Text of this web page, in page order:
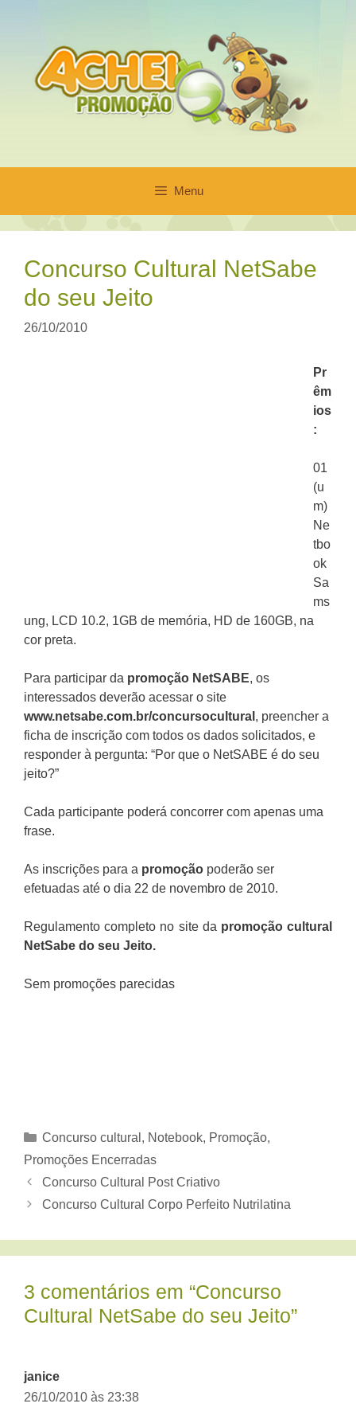
conteúdo
Menu
Concurso Cultural NetSabe
do seu Jeito
26/10/2010
Pr
êm
ios
:
01
(u
m)
Ne
tbo
ok
Sa
ms
ung, LCD 10.2, 1GB de memória, HD de 160GB, na
cor preta.
Para participar da promoção NetSABE, os
interessados deverão acessar o site
www.netsabe.com.br/concursocultural , preencher a
ficha de inscrição com todos os dados solicitados, e
responder à pergunta: “Por que o NetSABE é do seu
jeito?”
Cada participante poderá concorrer com apenas uma
frase.
As inscrições para a promoção poderão ser
efetuadas até o dia 22 de novembro de 2010.
Regulamento completo no site da promoção cultural
NetSabe do seu Jeito.
Sem promoções parecidas
Categorias
Concurso cultural , Notebook, Promoção,
Promoções Encerradas
Concurso Cultural Post Criativo
Concurso Cultural Corpo Perfeito Nutrilatina
3 comentários em “Concurso
Cultural NetSabe do seu Jeito”
janice
26/10/2010 às 23:38